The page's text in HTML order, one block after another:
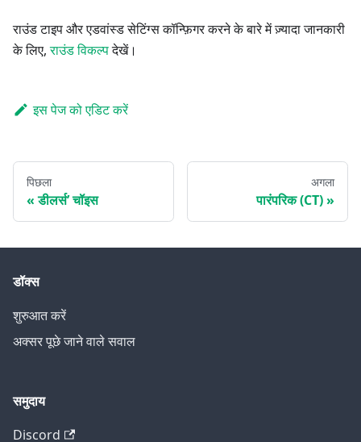
राउंड टाइप और एडवांस्ड सेटिंग्स कॉन्फ़िगर करने के बारे में ज़्यादा जानकारी
के लिए,राउंड विकल्पदेखें।
इस पेज को एडिट करें
पिछला
डीलर्स’ चॉइस
अगला
पारंपरिक (CT)
डॉक्स
शुरुआत करें
अक्सर पूछे जाने वाले सवाल
समुदाय
Discord